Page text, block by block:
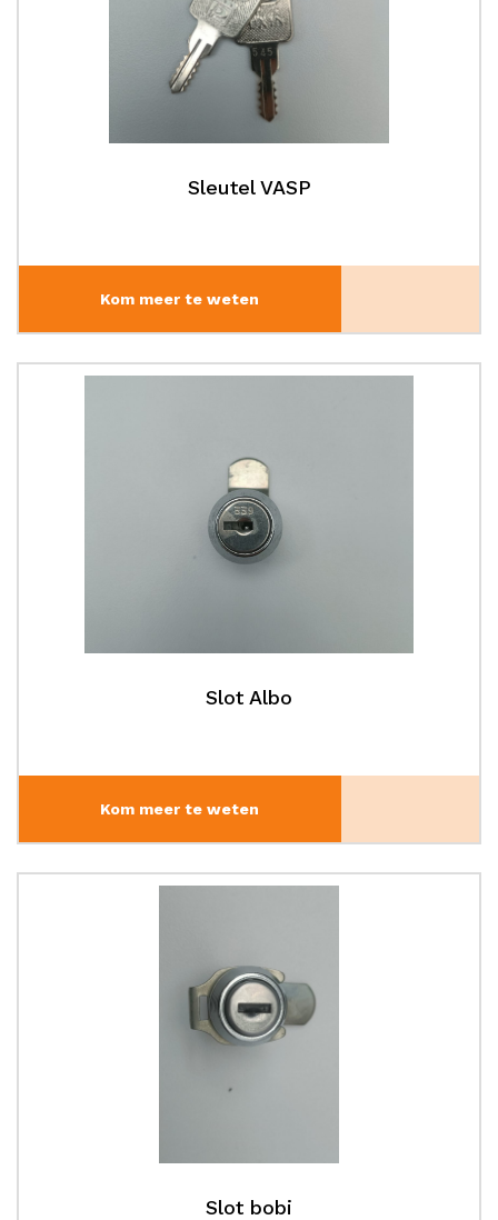
Sleutel VASP
Kom meer te weten
Slot Albo
Kom meer te weten
Slot bobi